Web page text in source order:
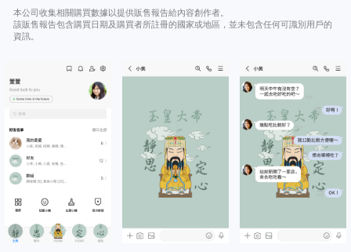
本公司收集相關購買數據以提供販售報告給內容創作者。
該販售報告包含購買日期及購買者所註冊的國家或地區，並未包含任何可識別用戶的
資訊。